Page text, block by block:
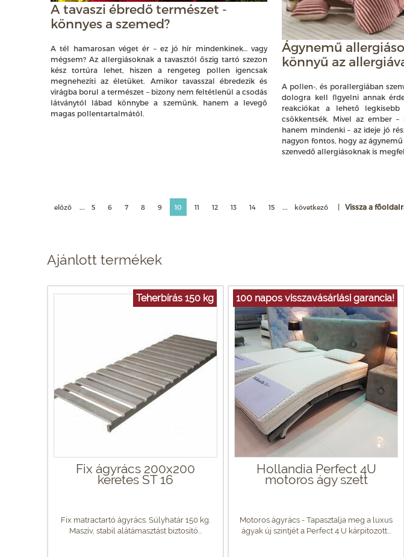
A tavaszi ébredő természet -
könnyes a szemed?
A tél hamarosan véget ér – ez jó hír mindenkinek… vagy
mégsem? Az allergiásoknak a tavasztól őszig tartó szezon
kész tortúra lehet, hiszen a rengeteg pollen igencsak
megnehezíti az életüket. Amikor tavasszal ébredezik és
virágba borul a természet – bizony nem feltétlenül a csodás
látványtól lábad könnybe a szemünk, hanem a levegő
magas pollentartalmától.
Ágynemű
könnyű az
A pollen-, és porallergiában
dologra kell figyelni annak
reakciókat a lehető legkisebb
csökkentsék. Mivel az ember –
hanem mindenki – az ideje jó
nagyon fontos, hogy az
szenvedő allergiásoknak is
előző 5 6 7 8 9 10 11 12 13 14 15 következő | Vissza a
Ajánlott termékek
Teherbírás 150 kg
Fix ágyrács 200x200
keretes ST 16
Fix matractartó ágyrács. Súlyhatár 150 kg.
Maszív, stabil alátámasztást biztosító...
100 napos visszavásárlási garancia!
Hollandia Perfect 4U
motoros ágy szett
Motoros ágyrács - Tapasztalja meg a luxus
ágyak új szintjét a Perfect 4 U kárpitozott...